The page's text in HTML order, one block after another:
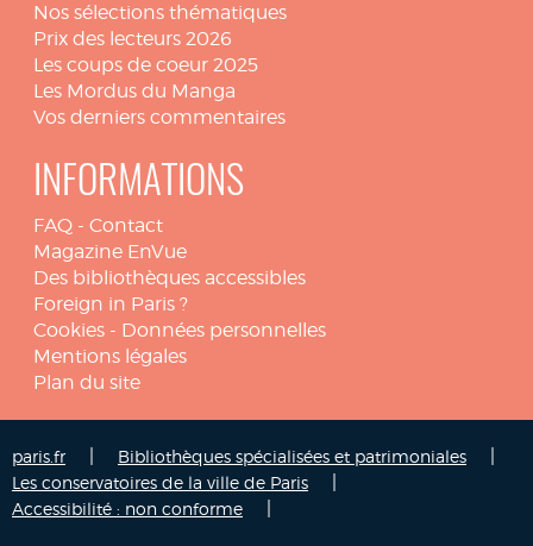
Nos sélections thématiques
Prix des lecteurs 2026
Les coups de coeur 2025
Les Mordus du Manga
Vos derniers commentaires
INFORMATIONS
FAQ - Contact
Magazine EnVue
Des bibliothèques accessibles
Foreign in Paris ?
Cookies - Données personnelles
Mentions légales
Plan du site
paris.fr Bibliothèques spécialisées et patrimoniales
Les conservatoires de la ville de Paris
Accessibilité : non conforme